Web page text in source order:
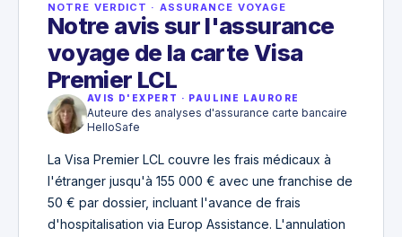
NOTRE VERDICT · ASSURANCE VOYAGE
Notre avis sur l'assurance
voyage de la carte Visa
Premier LCL
AVIS D'EXPERT · PAULINE LAURORE
Auteure des analyses d'assurance carte bancaire
HelloSafe
La Visa Premier LCL couvre les frais médicaux à
l'étranger jusqu'à 155 000 € avec une franchise de
50 € par dossier, incluant l'avance de frais
d'hospitalisation via Europ Assistance. L'annulation